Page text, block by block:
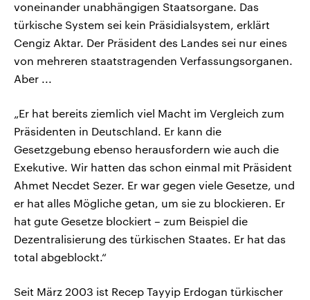
voneinander unabhängigen Staatsorgane. Das
türkische System sei kein Präsidialsystem, erklärt
Cengiz Aktar. Der Präsident des Landes sei nur eines
von mehreren staatstragenden Verfassungsorganen.
Aber ...
„Er hat bereits ziemlich viel Macht im Vergleich zum
Präsidenten in Deutschland. Er kann die
Gesetzgebung ebenso herausfordern wie auch die
Exekutive. Wir hatten das schon einmal mit Präsident
Ahmet Necdet Sezer. Er war gegen viele Gesetze, und
er hat alles Mögliche getan, um sie zu blockieren. Er
hat gute Gesetze blockiert – zum Beispiel die
Dezentralisierung des türkischen Staates. Er hat das
total abgeblockt.“
Seit März 2003 ist Recep Tayyip Erdogan türkischer